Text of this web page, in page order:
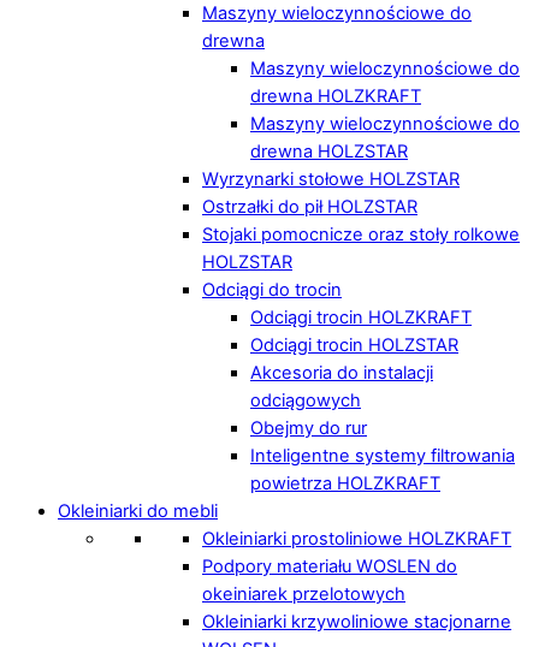
Maszyny wieloczynnościowe do
drewna
Maszyny wieloczynnościowe do
drewna HOLZKRAFT
Maszyny wieloczynnościowe do
drewna HOLZSTAR
Wyrzynarki stołowe HOLZSTAR
Ostrzałki do pił HOLZSTAR
Stojaki pomocnicze oraz stoły rolkowe
HOLZSTAR
Odciągi do trocin
Odciągi trocin HOLZKRAFT
Odciągi trocin HOLZSTAR
Akcesoria do instalacji
odciągowych
Obejmy do rur
Inteligentne systemy filtrowania
powietrza HOLZKRAFT
Okleiniarki do mebli
Okleiniarki prostoliniowe HOLZKRAFT
Podpory materiału WOSLEN do
okeiniarek przelotowych
Okleiniarki krzywoliniowe stacjonarne